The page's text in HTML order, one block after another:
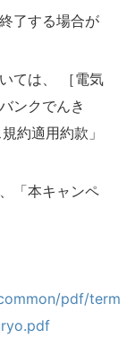
了する場合が
ては、 ［電気
ンクでんき
約適用約款」
「本キャンペ
pdf/term